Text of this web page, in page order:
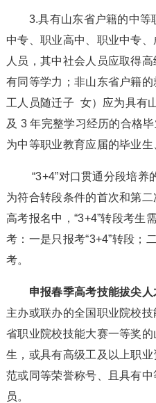
3.具有山东省户籍的中等
中专、职业高中、职业中专
人员，其中社会人员应取得
有同等学力；非山东省户籍
工人员随迁子 女）应为具有
及 3 年完整学习经历的合格
为中等职业教育应届的毕业生
“3+4”对口贯通分段培养
为符合转段条件的首次和第
高考报名中，“3+4”转段考生
考：一是只报考“3+4”转段；
考。
申报春季高考技能拔尖人
主办或联办的全国职业院校
省职业院校技能大赛一等奖
生，或具有高级工及以上职
范或同等荣誉称号、且具有
员。